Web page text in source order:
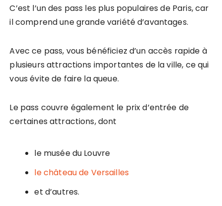
C’est l’un des pass les plus populaires de Paris, car
il comprend une grande variété d’avantages.
Avec ce pass, vous bénéficiez d’un accès rapide à
plusieurs attractions importantes de la ville, ce qui
vous évite de faire la queue.
Le pass couvre également le prix d’entrée de
certaines attractions, dont
le musée du Louvre
le château de Versailles
et d’autres.